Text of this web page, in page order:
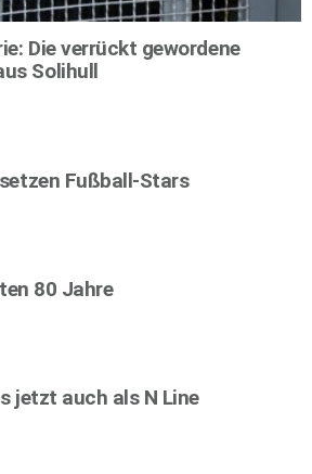
Die verrückt gewordene
Solihull
Fußball-Stars
80 Jahre
jetzt auch als N Line